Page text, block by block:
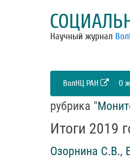
Научный журнал
ВолНЦ РАН О
рубрика "
Итоги 2019
Озорнина С.В.,